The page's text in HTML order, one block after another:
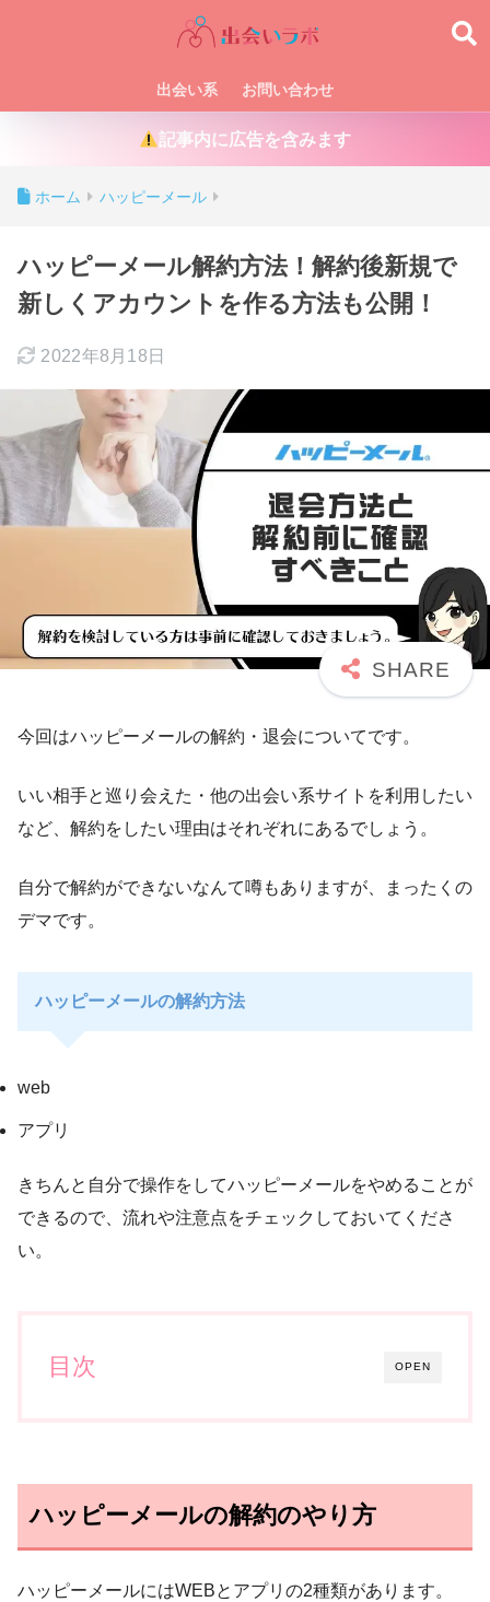
出会い系 お問い合わせ
記事内に広告を含みます
ホーム ハッピーメール
ハッピーメール解約方法！解約後新規で
新しくアカウントを作る方法も公開！
2022年8月18日
今回はハッピーメールの解約・退会についてです。
いい相手と巡り会えた・他の出会い系サイトを利用したい
など、解約をしたい理由はそれぞれにあるでしょう。
自分で解約ができないなんて噂もありますが、まったくの
デマです。
ハッピーメールの解約方法
web
アプリ
きちんと自分で操作をしてハッピーメールをやめることが
できるので、流れや注意点をチェックしておいてくださ
い。
OPEN
目次
ハッピーメールの解約のやり方
ハッピーメールにはWEBとアプリの2種類があります。